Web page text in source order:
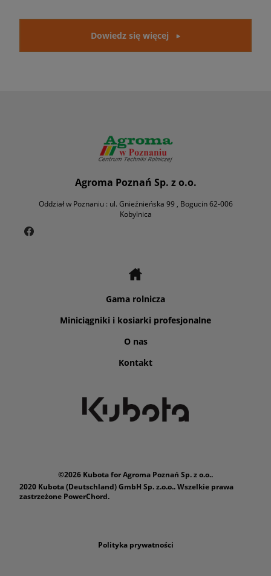
Dowiedz się więcej
Agroma Poznań Sp. z o.o.
Oddział w Poznaniu : ul. Gnieźnieńska 99 , Bogucin 62-006
Kobylnica
Gama rolnicza
Miniciągniki i kosiarki profesjonalne
O nas
Kontakt
©2026 Kubota for Agroma Poznań Sp. z o.o..
2020 Kubota (Deutschland) GmbH Sp. z.o.o.. Wszelkie prawa
zastrzeżone PowerChord.
Polityka prywatności